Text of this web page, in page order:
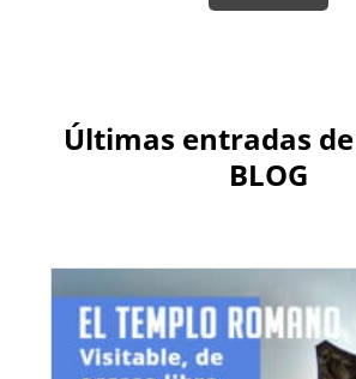
Últimas entradas
BLOG